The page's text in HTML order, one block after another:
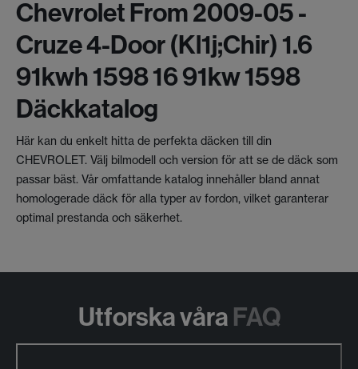
Chevrolet From 2009-05 -
Cruze 4-Door (kl1j;chir) 1.6
91kwh 1598 16 91kw 1598
Däckkatalog
Här kan du enkelt hitta de perfekta däcken till din
CHEVROLET. Välj bilmodell och version för att se de däck som
passar bäst. Vår omfattande katalog innehåller bland annat
homologerade däck för alla typer av fordon, vilket garanterar
optimal prestanda och säkerhet.
Utforska våra FAQ